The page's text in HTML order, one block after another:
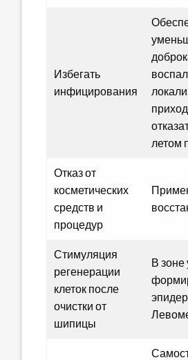
Избегать
инфицирования
летом
Отказ от
косметических
средств и
процедур
Стимуляция
регенерации
клеток после
очистки от
шипицы
В зоне